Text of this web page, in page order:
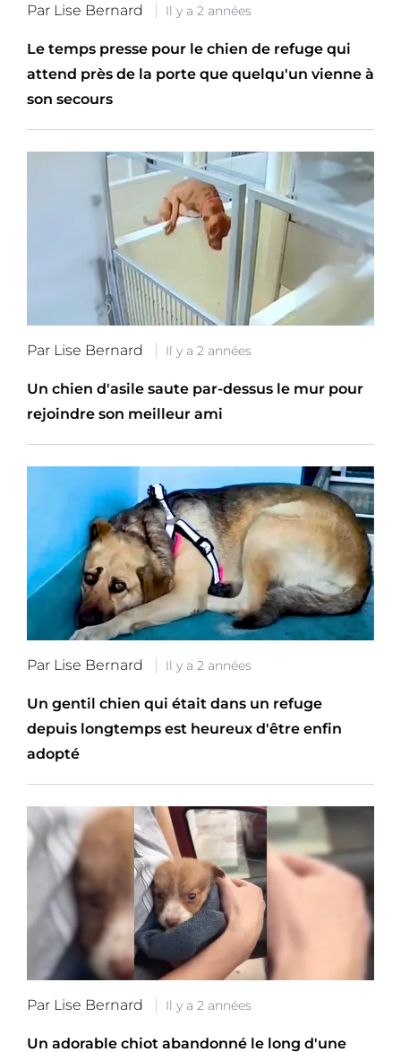
Par Lise Bernard Il y a 2 années
Le temps presse pour le chien de refuge qui
attend près de la porte que quelqu'un vienne à
son secours
Par Lise Bernard Il y a 2 années
Un chien d'asile saute par-dessus le mur pour
rejoindre son meilleur ami
Par Lise Bernard Il y a 2 années
Un gentil chien qui était dans un refuge
depuis longtemps est heureux d'être enfin
adopté
Par Lise Bernard Il y a 2 années
Un adorable chiot abandonné le long d'une